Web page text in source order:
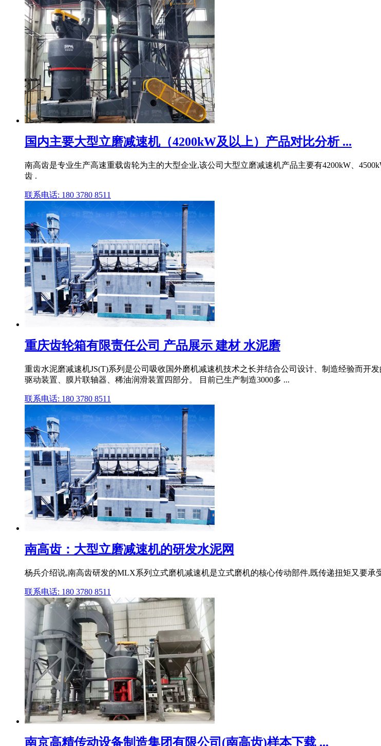
国内主要大型立磨减速机（4200kW及以上）产品对比分析 ...
南高齿是专业生产高速重载齿轮为主的大型企业,该公司大型立磨减速机产品主要有4200kW、
齿 .
联系电话: 180 3780 8511
重庆齿轮箱有限责任公司 产品展示 建材 水泥磨
重齿水泥磨减速机JS(T)系列是公司吸收国外磨机减速机技术之长并结合公司设计、制造经验而开
驱动装置、膜片联轴器、稀油润滑装置四部分。 目前已生产制造3000多 ...
联系电话: 180 3780 8511
南高齿：大型立磨减速机的研发水泥网
杨兵介绍说,南高齿研发的MLX系列立式磨机减速机是立式磨机的核心传动部件,既传递扭矩又要
联系电话: 180 3780 8511
南京高精传动设备制造集团有限公司(南高齿)样本下载 ...